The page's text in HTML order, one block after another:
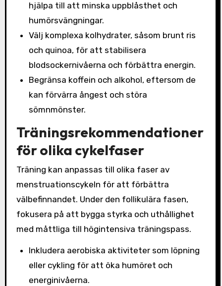
hjälpa till att minska uppblåsthet och
humörsvängningar.
Välj komplexa kolhydrater, såsom brunt ris
och quinoa, för att stabilisera
blodsockernivåerna och förbättra energin.
Begränsa koffein och alkohol, eftersom de
kan förvärra ångest och störa
sömnmönster.
Träningsrekommendationer
för olika cykelfaser
Träning kan anpassas till olika faser av
menstruationscykeln för att förbättra
välbefinnandet. Under den follikulära fasen,
fokusera på att bygga styrka och uthållighet
med måttliga till högintensiva träningspass.
Inkludera aerobiska aktiviteter som löpning
eller cykling för att öka humöret och
energinivåerna.